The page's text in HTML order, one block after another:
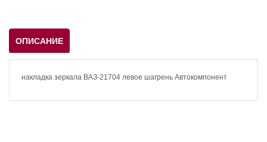
ОПИСАНИЕ
накладка зеркала ВАЗ-21704 левое шагрень Автокомпонент